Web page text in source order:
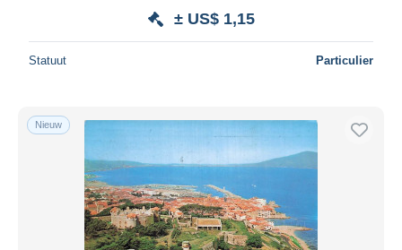
± US$ 1,15
Statuut Particulier
Nieuw